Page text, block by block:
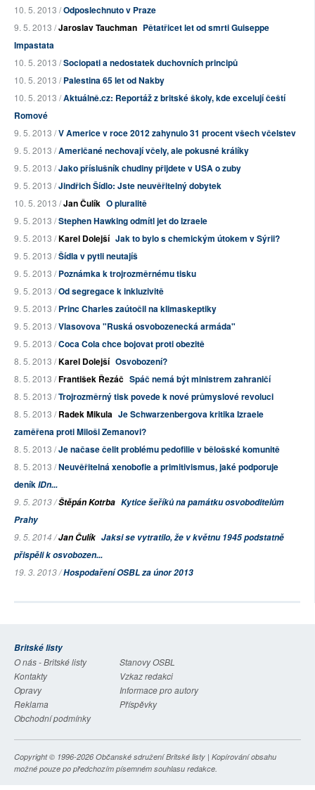
10. 5. 2013 /Odposlechnuto v Praze
9. 5. 2013 /Jaroslav Tauchman Pětatřicet let od smrti Guiseppe
Impastata
10. 5. 2013 /Sociopati a nedostatek duchovních principů
10. 5. 2013 /Palestina 65 let od Nakby
10. 5. 2013 /Aktuálně.cz: Reportáž z britské školy, kde excelují čeští
Romové
9. 5. 2013 /V Americe v roce 2012 zahynulo 31 procent všech včelstev
9. 5. 2013 /Američané nechovají včely, ale pokusné králíky
9. 5. 2013 /Jako příslušník chudiny přijdete v USA o zuby
9. 5. 2013 /Jindřich Šídlo: Jste neuvěřitelný dobytek
10. 5. 2013 /Jan Čulík O pluralitě
9. 5. 2013 /Stephen Hawking odmítl jet do Izraele
9. 5. 2013 /Karel Dolejší Jak to bylo s chemickým útokem v Sýrii?
9. 5. 2013 /Šídla v pytli neutajíš
9. 5. 2013 /Poznámka k trojrozměrnému tisku
9. 5. 2013 /Od segregace k inkluzivitě
9. 5. 2013 /Princ Charles zaútočil na klimaskeptiky
9. 5. 2013 /Vlasovova "Ruská osvobozenecká armáda"
9. 5. 2013 /Coca Cola chce bojovat proti obezitě
8. 5. 2013 /Karel Dolejší Osvobození?
8. 5. 2013 /František Řezáč Spáč nemá být ministrem zahraničí
8. 5. 2013 /Trojrozměrný tisk povede k nové průmyslové revoluci
8. 5. 2013 /Radek Mikula Je Schwarzenbergova kritika Izraele
zaměřena proti Miloši Zemanovi?
8. 5. 2013 /Je načase čelit problému pedofilie v bělošské komunitě
8. 5. 2013 /Neuvěřitelná xenobofie a primitivismus, jaké podporuje
deníkIDn...
9. 5. 2013 /Štěpán Kotrba Kytice šeříků na památku osvoboditelům
Prahy
9. 5. 2014 /Jan Čulík Jaksi se vytratilo, že v květnu 1945 podstatně
přispěli k osvobozen...
19. 3. 2013 /Hospodaření OSBL za únor 2013
Britské listy
O nás - Britské listy
Stanovy OSBL
Kontakty
Vzkaz redakci
Opravy
Informace pro autory
Reklama
Příspěvky
Obchodní podmínky
Copyright © 1996-2026 Občanské sdružení Britské listy | Kopírování obsahu
možné pouze po předchozím písemném souhlasu redakce.